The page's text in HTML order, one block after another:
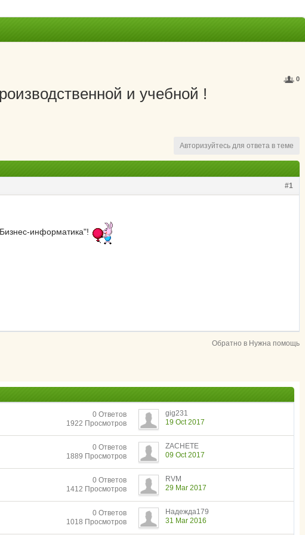
0
и учебной !
Авторизуйтесь для ответа в теме
#1
информатика"!
Обратно в Нужна помощь
0 Ответов
1922 Просмотров
gig231
19 Oct 2017
0 Ответов
1889 Просмотров
ZACHETE
09 Oct 2017
0 Ответов
1412 Просмотров
RVM
29 Mar 2017
0 Ответов
1018 Просмотров
Надежда179
31 Mar 2016